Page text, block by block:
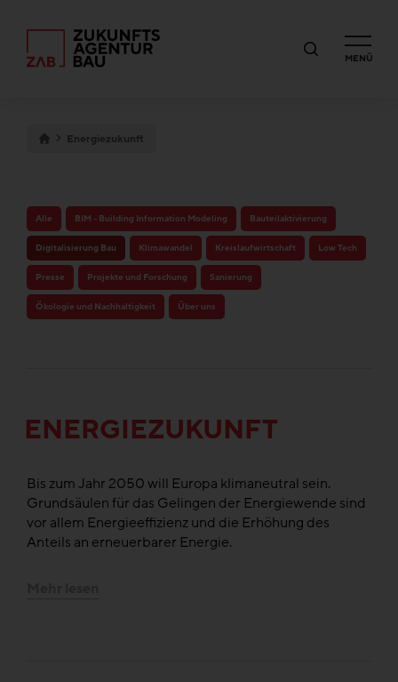
MENÜ
Energiezukunft
Alle BIM - Building Information Modeling Bauteilaktivierung
Digitalisierung Bau Klimawandel Kreislaufwirtschaft Low Tech
Presse Projekte und Forschung Sanierung
Ökologie und Nachhaltigkeit Über uns
ENERGIEZUKUNFT
Bis zum Jahr 2050 will Europa klimaneutral sein.
Grundsäulen für das Gelingen der Energiewende sind
vor allem Energieeffizienz und die Erhöhung des
Anteils an erneuerbarer Energie.